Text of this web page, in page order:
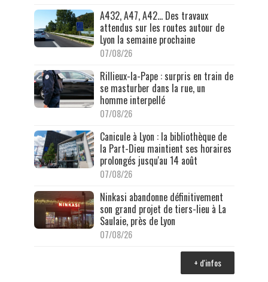
A432, A47, A42… Des travaux
attendus sur les routes autour de
Lyon la semaine prochaine
07/08/26
Rillieux-la-Pape : surpris en train de
se masturber dans la rue, un
homme interpellé
07/08/26
Canicule à Lyon : la bibliothèque de
la Part-Dieu maintient ses horaires
prolongés jusqu'au 14 août
07/08/26
Ninkasi abandonne définitivement
son grand projet de tiers-lieu à La
Saulaie, près de Lyon
07/08/26
+ d'infos